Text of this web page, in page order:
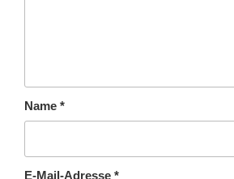
Name *
E-Mail-Adresse *